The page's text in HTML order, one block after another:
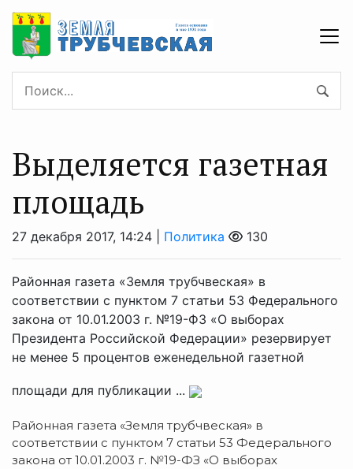
Выделяется газетная
площадь
27 декабря 2017, 14:24 | Политика 130
Районная газета «Земля трубчвеская» в
соответствии с пунктом 7 статьи 53 Федерального
закона от 10.01.2003 г. №19-ФЗ «О выборах
Президента Российской Федерации» резервирует
не менее 5 процентов еженедельной газетной
площади для публикации ...
Районная газета «Земля трубчвеская» в
соответствии с пунктом 7 статьи 53 Федерального
закона от 10.01.2003 г. №19-ФЗ «О выборах